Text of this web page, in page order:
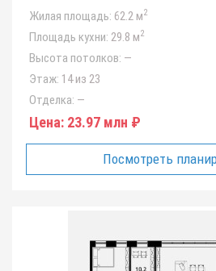
Жилая площадь: 62.2 м2
Площадь кухни: 29.8 м2
Высота потолков: —
Этаж: 14 из 23
Отделка: —
Цена: 23.97 млн ₽
Посмотреть